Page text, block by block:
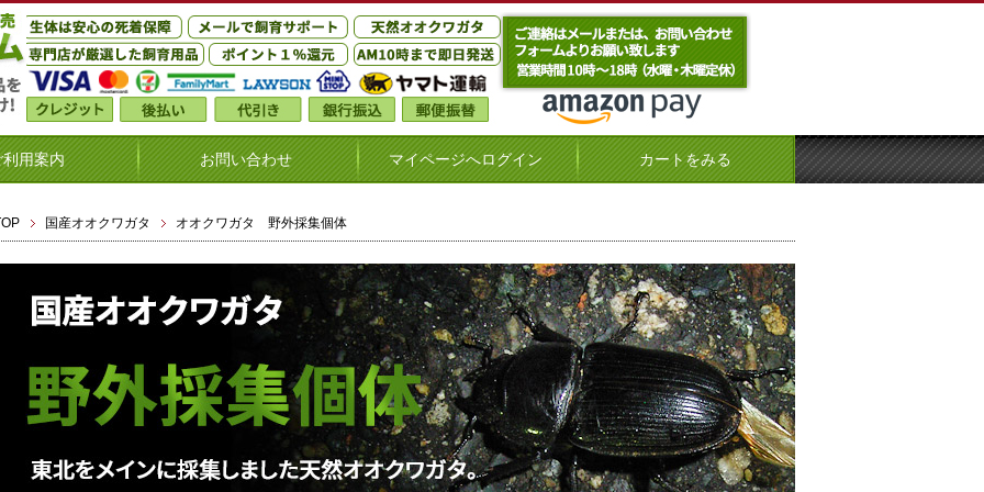
利用案内 お問い合わせ マイページへログイン カートをみる
国産オオクワガタ オオクワガタ 野外採集個体